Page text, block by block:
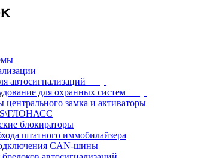
автосигнализаций
для охранных систем
центрального замка и активаторы
блокираторы
штатного иммобилайзера
CAN-шины